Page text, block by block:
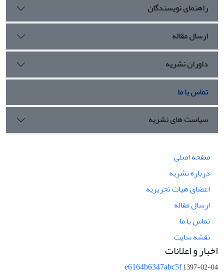
راهنمای نویسندگان
ارسال مقاله
داوران نشریه
تماس با ما
سیاست های نشریه
صفحه اصلی
درباره نشریه
اعضای هیات تحریریه
ارسال مقاله
تماس با ما
نقشه سایت
اخبار و اعلانات
e6164b6347abc5f1397-02-04